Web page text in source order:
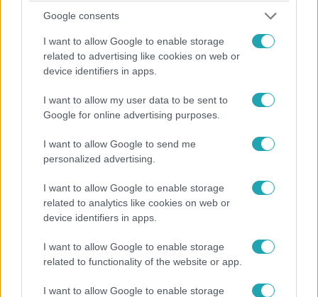
Google consents
I want to allow Google to enable storage
related to advertising like cookies on web or
device identifiers in apps.
I want to allow my user data to be sent to
Google for online advertising purposes.
I want to allow Google to send me
personalized advertising.
I want to allow Google to enable storage
related to analytics like cookies on web or
device identifiers in apps.
I want to allow Google to enable storage
related to functionality of the website or app.
I want to allow Google to enable storage
2025. január 24. 17:09
együtt készülnek az Aréna koncertre
házasságban. Hogyan dolgoznak együtt a magánéletben